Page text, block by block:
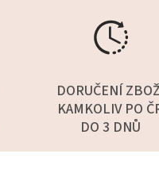
DORUČENÍ
KAMKOLIV PO
DO 3 DNŮ